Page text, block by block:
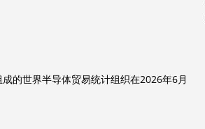
的‌世界半导体贸易统计组织‌在2026年6月